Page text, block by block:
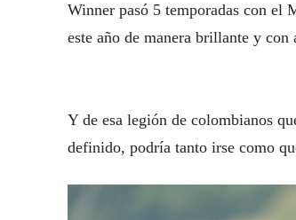
Winner pasó 5 temporadas con el
este año de manera brillante y
Y de esa legión de colombianos
definido, podría tanto irse como